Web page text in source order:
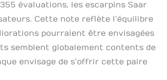
évaluations, les escarpins Saar
Cette note reflète l’équilibre
pourraient être envisagées
semblent globalement contents de
envisage de s’offrir cette paire